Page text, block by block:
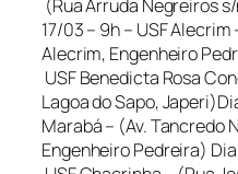
(Rua Arruda Negreiros
17/03 – 9h – USF
Alecrim, Engenheiro
USF Benedicta Rosa
Lagoa do Sapo,
Marabá – (Av. Tancredo
Engenheiro Pedreira)